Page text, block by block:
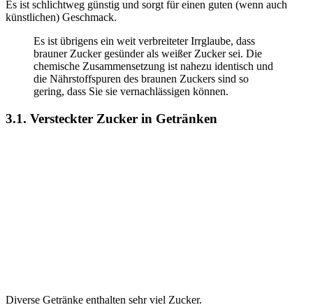
Es ist schlichtweg günstig und sorgt für einen guten (wenn auch
künstlichen) Geschmack.
Es ist übrigens ein weit verbreiteter Irrglaube, dass
brauner Zucker gesünder als weißer Zucker sei. Die
chemische Zusammensetzung ist nahezu identisch und
die Nährstoffspuren des braunen Zuckers sind so
gering, dass Sie sie vernachlässigen können.
3.1. Versteckter Zucker in Getränken
Diverse Getränke enthalten sehr viel Zucker.